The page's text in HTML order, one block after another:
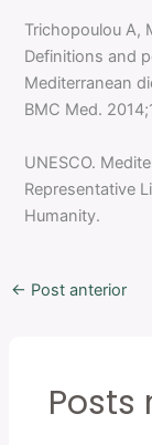
Trichopoulou A,
Definitions and
Mediterranean
BMC Med.
UNESCO.
Representative
Humanity.
← Post anterior
Posts